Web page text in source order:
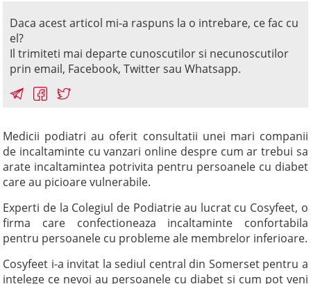
Daca acest articol mi-a raspuns la o intrebare, ce fac cu
el?
Il trimiteti mai departe cunoscutilor si necunoscutilor
prin email, Facebook, Twitter sau Whatsapp.
Medicii podiatri au oferit consultatii unei mari companii
de incaltaminte cu vanzari online despre cum ar trebui sa
arate incaltamintea potrivita pentru persoanele cu diabet
care au picioare vulnerabile.
Experti de la Colegiul de Podiatrie au lucrat cu Cosyfeet, o
firma care confectioneaza incaltaminte confortabila
pentru persoanele cu probleme ale membrelor inferioare.
Cosyfeet i-a invitat la sediul central din Somerset pentru a
intelege ce nevoi au persoanele cu diabet si cum pot veni